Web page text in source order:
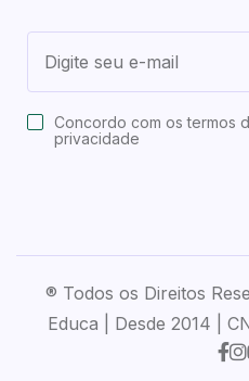
Concordo com ostermos
privacidade
® Todos os Direitos
Educa | Desde 2014 |